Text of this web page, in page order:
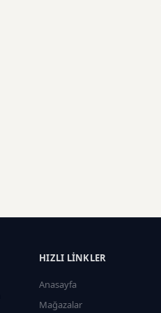
HIZLI LINKLER
Anasayfa
Mağazalar